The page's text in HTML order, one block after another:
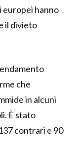
europei hanno
il divieto
che
in alcuni
È stato
contrari e 90